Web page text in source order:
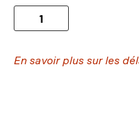
En savoir plus sur les